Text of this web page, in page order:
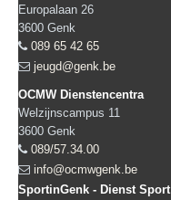
Europalaan 26
3600 Genk
089 65 42 65
jeugd@genk.be
OCMW Dienstencentra
Welzijnscampus 11
3600 Genk
089/57.34.00
info@ocmwgenk.be
SportinGenk - Dienst Sport